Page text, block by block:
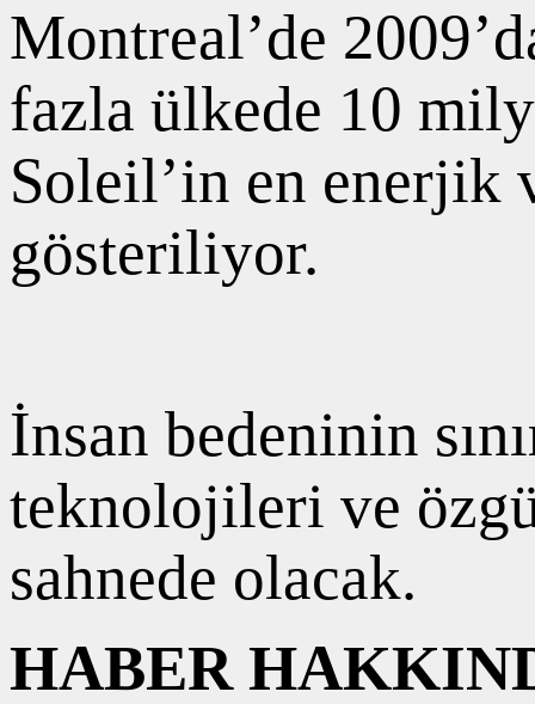
Montreal’de
fazla ülkede 10
Soleil’in en enerjik
gösteriliyor.
İnsan bedeninin
teknolojileri ve
sahnede olacak.
HABER